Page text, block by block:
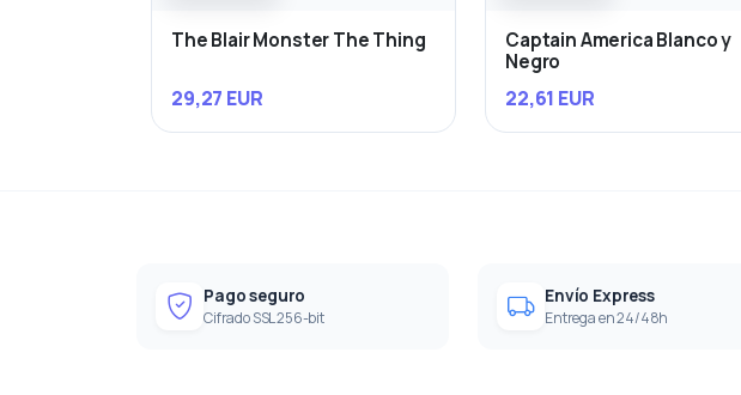
The Blair Monster The Thing
29,27 EUR
Captain America Blanco y
Negro
22,61 EUR
Pago seguro
Cifrado SSL 256-bit
Envío Express
Entrega en 24/48h